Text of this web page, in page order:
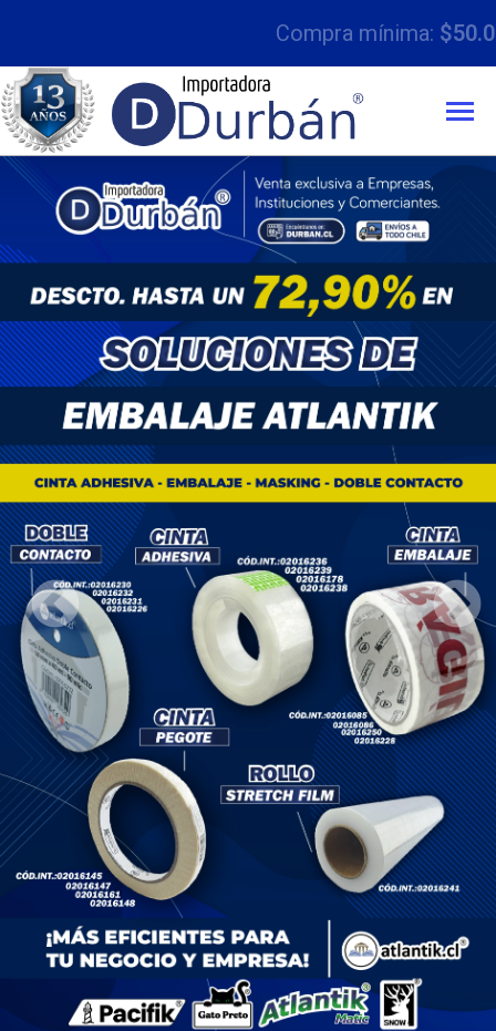
$50.000 con IVA